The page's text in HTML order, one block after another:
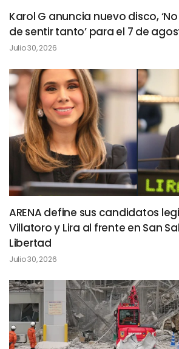
Karol G anuncia nuevo disco,
de sentir tanto’ para el 7 de
Julio 30, 2026
ARENA define sus candidatos
Villatoro y Lira al frente en San
Libertad
Julio 30, 2026